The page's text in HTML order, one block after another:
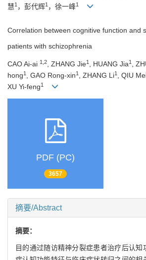
慧1 ，彭代辉1 ，徐一峰1
Correlation between cognitive function and
patients with schizophrenia
CAO Ai-ai 1,2 , ZHANG Jie1 , HUANG Jia1 ,
hong1 , GAO Rong-xin1 , ZHANG Li1 , QIU
XU Yi-feng1
PDF (PC)
3657
摘要/Abstract
摘要：
目的通过随访精神分裂症患者治疗后认知